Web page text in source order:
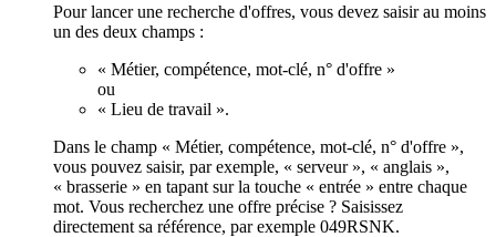
Pour lancer une recherche d'offres, vous devez saisir au moins
un des deux champs :
« Métier, compétence, mot-clé, n° d'offre »
ou
« Lieu de travail ».
Dans le champ « Métier, compétence, mot-clé, n° d'offre »,
vous pouvez saisir, par exemple, « serveur », « anglais »,
« brasserie » en tapant sur la touche « entrée » entre chaque
mot. Vous recherchez une offre précise ? Saisissez
directement sa référence, par exemple 049RSNK.